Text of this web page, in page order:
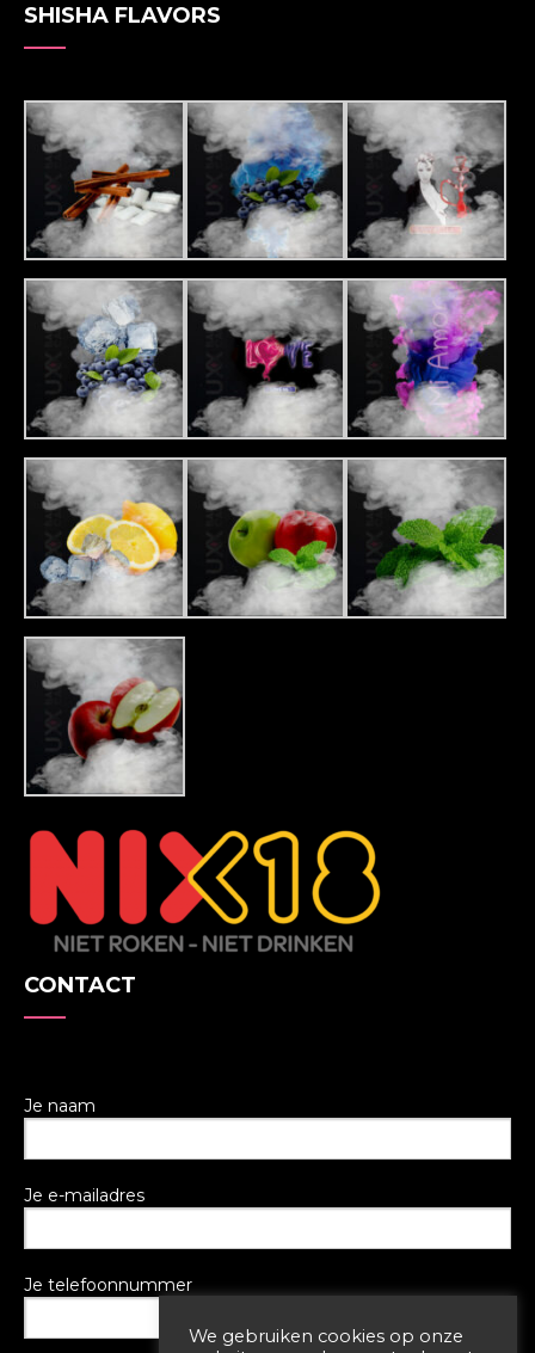
SHISHA FLAVORS
CONTACT
Je naam
Je e-mailadres
Je telefoonnummer
We gebruiken cookies op onze